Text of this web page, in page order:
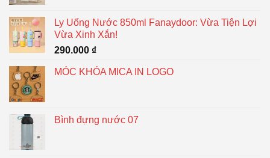
Ly Uống Nước 850ml Fanaydoor: Vừa Tiện Lợi
Vừa Xinh Xắn!
290.000 ₫
MÓC KHÓA MICA IN LOGO
Bình đựng nước 07